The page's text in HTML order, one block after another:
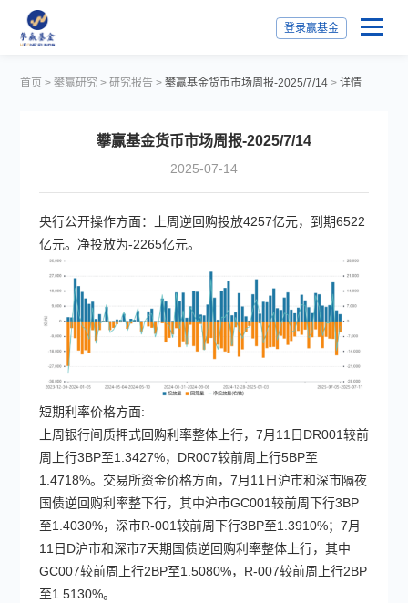
登录赢基金
首页 >攀赢研究 >研究报告 >攀赢基金货币市场周报-2025/7/14 >详情
攀赢基金货币市场周报-2025/7/14
2025-07-14
央行公开操作方面：上周逆回购投放4257亿元，到期6522
亿元。净投放为-2265亿元。
短期利率价格方面:
上周银行间质押式回购利率整体上行，7月11日DR001较前
周上行3BP至1.3427%，DR007较前周上行5BP至
1.4718%。交易所资金价格方面，7月11日沪市和深市隔夜
国债逆回购利率整下行，其中沪市GC001较前周下行3BP
至1.4030%，深市R-001较前周下行3BP至1.3910%；7月
11日D沪市和深市7天期国债逆回购利率整体上行，其中
GC007较前周上行2BP至1.5080%，R-007较前周上行2BP
至1.5130%。